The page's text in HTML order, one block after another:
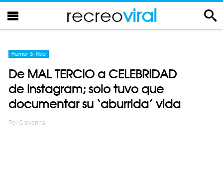
recreoviral
Humor & Risa
De MAL TERCIO a CELEBRIDAD
de Instagram; solo tuvo que
documentar su ‘aburrida’ vida
Por Giovanna